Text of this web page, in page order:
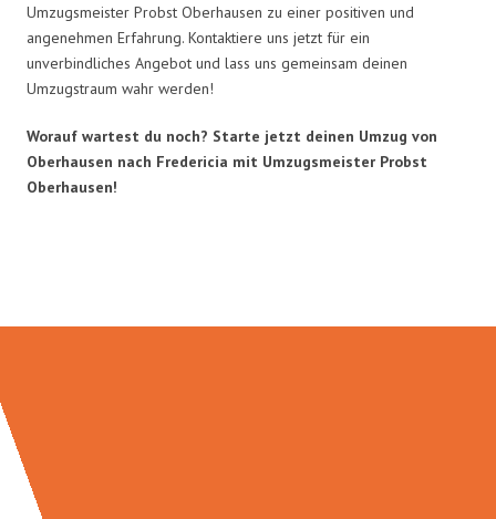
Umzugsmeister Probst Oberhausen zu einer positiven und
angenehmen Erfahrung. Kontaktiere uns jetzt für ein
unverbindliches Angebot und lass uns gemeinsam deinen
Umzugstraum wahr werden!
Worauf wartest du noch? Starte jetzt deinen Umzug von
Oberhausen nach Fredericia mit Umzugsmeister Probst
Oberhausen!